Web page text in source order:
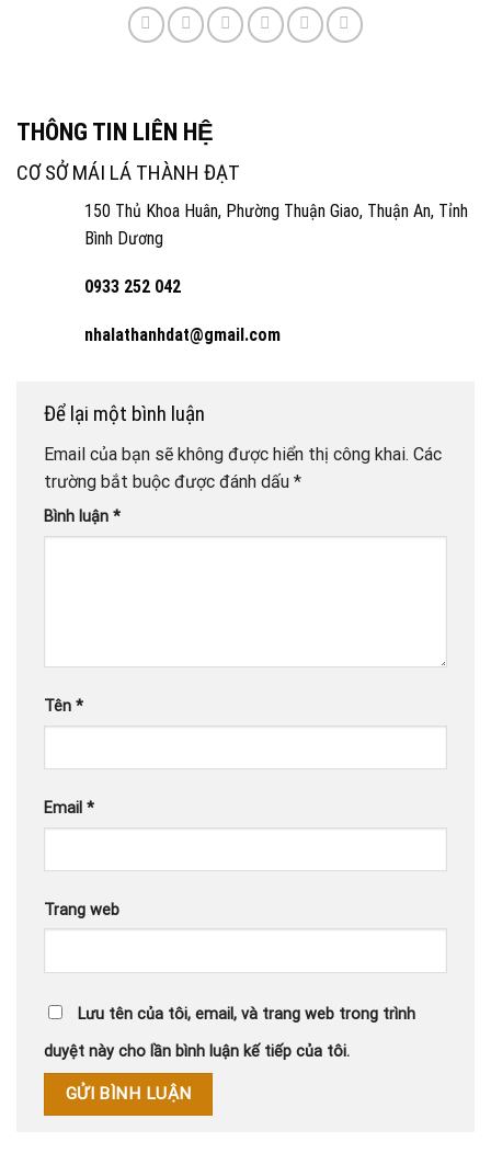
THÔNG TIN LIÊN HỆ
CƠ SỞ MÁI LÁ THÀNH ĐẠT
150 Thủ Khoa Huân, Phường Thuận Giao, Thuận An, Tỉnh
Bình Dương
0933 252 042
nhalathanhdat@gmail.com
Để lại một bình luận
Email của bạn sẽ không được hiển thị công khai. Các
trường bắt buộc được đánh dấu *
Bình luận *
Tên *
Email *
Trang web
Lưu tên của tôi, email, và trang web trong trình
duyệt này cho lần bình luận kế tiếp của tôi.